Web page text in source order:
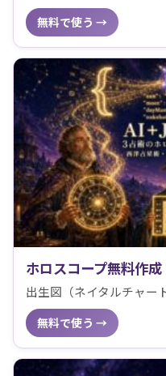
無料で使う →
ホロスコープ無料作成
出生図（ネイタルチャー
無料で使う →